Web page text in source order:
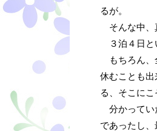
るが。
そんな中、
３泊４日と
もちろん、
休むことも
る、そこにこ
分かってい
であったし